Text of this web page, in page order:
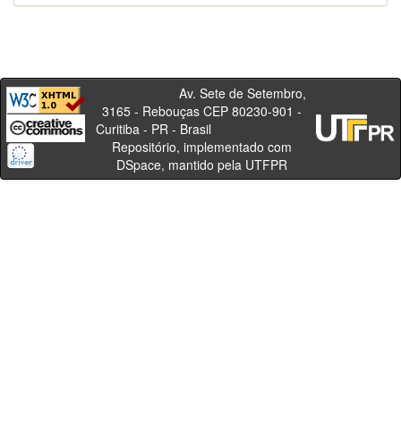
Av. Sete de Setembro,
3165 - Rebouças CEP 80230-901 -
Curitiba - PR - Brasil
Repositório, implementado com
DSpace, mantido pela UTFPR